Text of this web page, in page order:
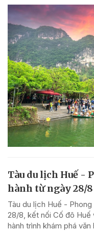
Tàu du lịch Huế -
hành từ ngày 28/8
Tàu du lịch Huế -
28/8, kết nối Cố đô Huế
hành trình khám phá